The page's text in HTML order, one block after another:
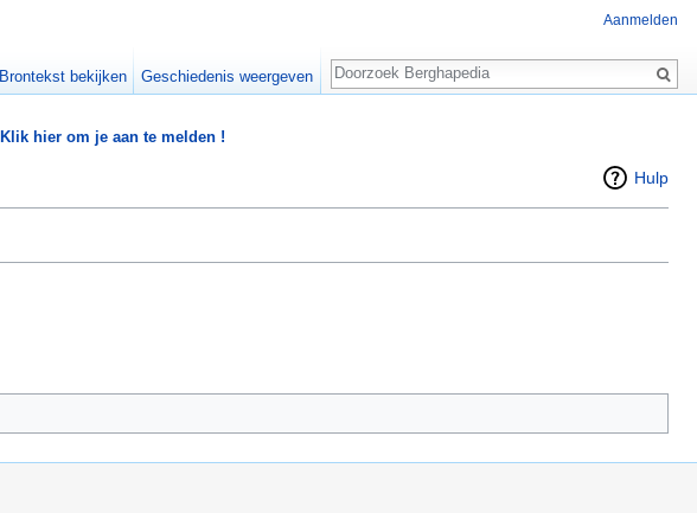
Klik hier om je aan te melden !
Hulp
Aanmelden
Brontekst bekijken Geschiedenis weergeven
Zoeken